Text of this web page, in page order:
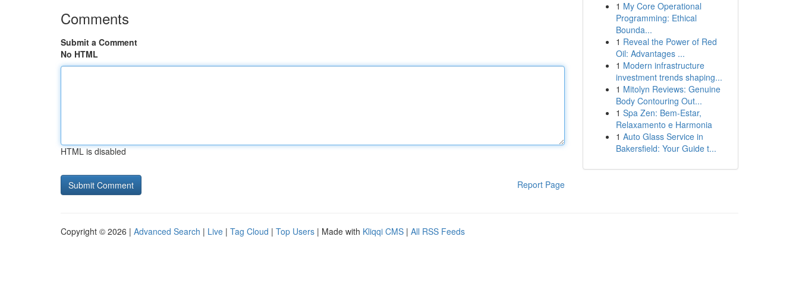
Comments
Submit a Comment
No HTML
HTML is disabled
Report Page
1 My Core Operational
Programming: Ethical
Bounda...
1 Reveal the Power of Red
Oil: Advantages ...
1 Modern infrastructure
investment trends shaping...
1 Mitolyn Reviews: Genuine
Body Contouring Out...
1 Spa Zen: Bem-Estar,
Relaxamento e Harmonia
1 Auto Glass Service in
Bakersfield: Your Guide t...
Copyright © 2026 | Advanced Search | Live | Tag Cloud | Top Users | Made with Kliqqi CMS | All RSS Feeds